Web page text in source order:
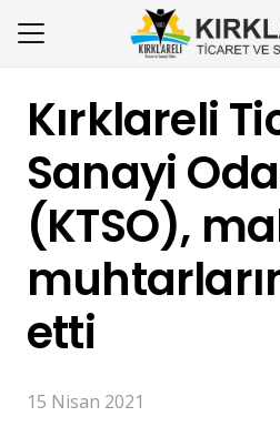
Kırklareli
Sanayi
(KTSO),
etti
15 Nisan 2021